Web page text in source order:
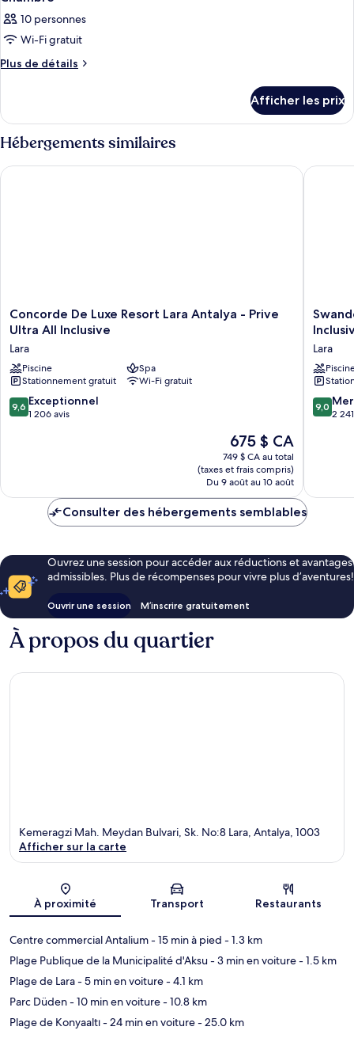
10 personnes
Wi-Fi gratuit
Plus de détails
Plus
Chambre
Afficher les prix
Hébergements similaires
Concorde
De
Resort
Lara
Antalya
-
Prive
Concorde De Luxe Resort Lara Antalya - Prive
Ultra All Inclusive
Lara
Piscine
Spa
Stationnement gratuit
Wi-Fi gratuit
9.6
sur
9,6 Exceptionnel
1 206 avis
Le
prix
est
de
675 $ CA
675 $ CA
749 $ CA au total
(taxes et frais compris)
Du 9 août au 10 août
Concorde De Luxe Resort Lara Antalya - Prive Ultra All
Hotels
Resort
Topkapi
Palace
-
All
Lara
9.0
sur
9,0
2
Consulter des hébergements semblables
Ouvrez une session pour accéder aux réductions et avantages
admissibles. Plus de récompenses pour vivre plus d’aventures!
Ouvrir une session M’inscrire gratuitement
À propos du quartier
Carte
Kemeragzi Mah. Meydan Bulvari, Sk. No:8 Lara, Antalya, 1003
Afficher sur la carte
À proximité Transport Restaurants
Centre commercial Antalium- 15 min à pied - 1.3 km
Plage Publique de la Municipalité d'Aksu- 3 min en voiture- 1.5 km
Plage de Lara- 5 min en voiture- 4.1 km
Parc Düden- 10 min en voiture- 10.8 km
Plage de Konyaaltı- 24 min en voiture- 25.0 km